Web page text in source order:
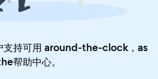
持可用 around-the-clock，as
帮助中心。